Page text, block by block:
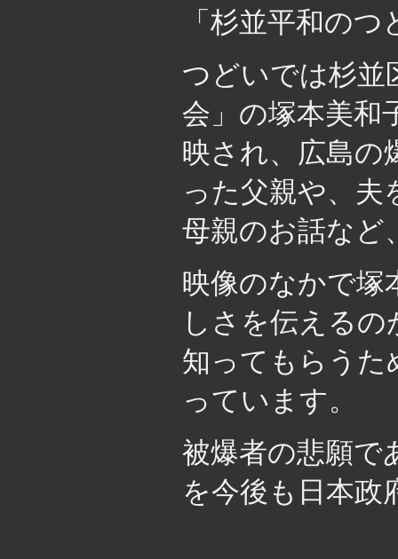
「杉並平和の
つどいでは杉並
会」の塚本美和
映され、広島の
った父親や、夫
母親のお話など
映像のなかで塚
しさを伝える
知ってもらうた
っています。
被爆者の悲願で
を今後も日本政